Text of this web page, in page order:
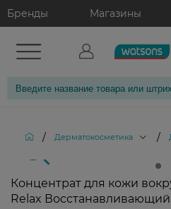
Бренды Магазины
/ Дерматокосметика /
Концентрат для кожи
Relax